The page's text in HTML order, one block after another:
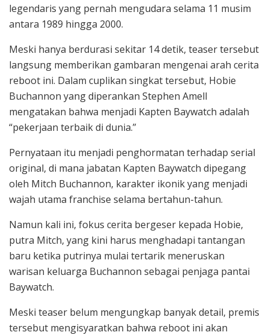
legendaris yang pernah mengudara selama 11 musim
antara 1989 hingga 2000.
Meski hanya berdurasi sekitar 14 detik, teaser tersebut
langsung memberikan gambaran mengenai arah cerita
reboot ini. Dalam cuplikan singkat tersebut, Hobie
Buchannon yang diperankan Stephen Amell
mengatakan bahwa menjadi Kapten Baywatch adalah
“pekerjaan terbaik di dunia.”
Pernyataan itu menjadi penghormatan terhadap serial
original, di mana jabatan Kapten Baywatch dipegang
oleh Mitch Buchannon, karakter ikonik yang menjadi
wajah utama franchise selama bertahun-tahun.
Namun kali ini, fokus cerita bergeser kepada Hobie,
putra Mitch, yang kini harus menghadapi tantangan
baru ketika putrinya mulai tertarik meneruskan
warisan keluarga Buchannon sebagai penjaga pantai
Baywatch.
Meski teaser belum mengungkap banyak detail, premis
tersebut mengisyaratkan bahwa reboot ini akan